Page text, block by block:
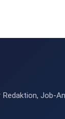
Job-